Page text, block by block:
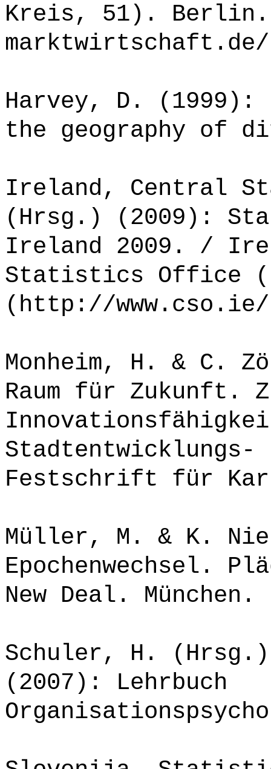
Kreis, 51).
marktwirtschaft.de/
Harvey, D.
the geography of
Ireland, Central
(Hrsg.) (2009):
Ireland 2009. /
Statistics Office
(http://www.cso.ie/
Monheim, H. & C.
Raum für Zukunft.
Festschrift für
Müller, M. & K.
Epochenwechsel.
New Deal. München.
Schuler, H.
(2007): Lehrbuch